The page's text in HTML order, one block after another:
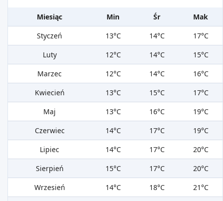
Miesiąc Min Śr
Mak
Styczeń
13°C 14°C
17°C
Luty
12°C 14°C
15°C
Marzec
12°C 14°C
16°C
Kwiecień
13°C 15°C
17°C
Maj
13°C 16°C
19°C
Czerwiec
14°C 17°C
19°C
Lipiec
14°C 17°C
20°C
Sierpień
15°C 17°C
20°C
Wrzesień
14°C 18°C
21°C